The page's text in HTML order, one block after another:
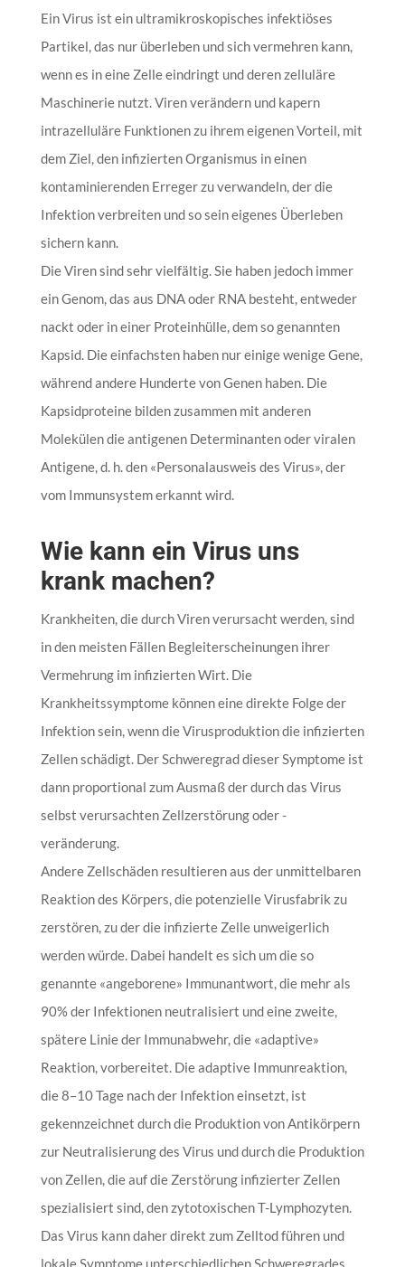
Ein Virus ist ein ultramikroskopisches infektiöses
Partikel, das nur überleben und sich vermehren kann,
wenn es in eine Zelle eindringt und deren zelluläre
Maschinerie nutzt. Viren verändern und kapern
intrazelluläre Funktionen zu ihrem eigenen Vorteil, mit
dem Ziel, den infizierten Organismus in einen
kontaminierenden Erreger zu verwandeln, der die
Infektion verbreiten und so sein eigenes Überleben
sichern kann.
Die Viren sind sehr vielfältig. Sie haben jedoch immer
ein Genom, das aus DNA oder RNA besteht, entweder
nackt oder in einer Proteinhülle, dem so genannten
Kapsid. Die einfachsten haben nur einige wenige Gene,
während andere Hunderte von Genen haben. Die
Kapsidproteine bilden zusammen mit anderen
Molekülen die antigenen Determinanten oder viralen
Antigene, d. h. den «Personalausweis des Virus», der
vom Immunsystem erkannt wird.
Wie kann ein Virus uns
krank machen?
Krankheiten, die durch Viren verursacht werden, sind
in den meisten Fällen Begleiterscheinungen ihrer
Vermehrung im infizierten Wirt. Die
Krankheitssymptome können eine direkte Folge der
Infektion sein, wenn die Virusproduktion die infizierten
Zellen schädigt. Der Schweregrad dieser Symptome ist
dann proportional zum Ausmaß der durch das Virus
selbst verursachten Zellzerstörung oder -
veränderung.
Andere Zellschäden resultieren aus der unmittelbaren
Reaktion des Körpers, die potenzielle Virusfabrik zu
zerstören, zu der die infizierte Zelle unweigerlich
werden würde. Dabei handelt es sich um die so
genannte «angeborene» Immunantwort, die mehr als
90% der Infektionen neutralisiert und eine zweite,
spätere Linie der Immunabwehr, die «adaptive»
Reaktion, vorbereitet. Die adaptive Immunreaktion,
die 8–10 Tage nach der Infektion einsetzt, ist
gekennzeichnet durch die Produktion von Antikörpern
zur Neutralisierung des Virus und durch die Produktion
von Zellen, die auf die Zerstörung infizierter Zellen
spezialisiert sind, den zytotoxischen T-Lymphozyten.
Das Virus kann daher direkt zum Zelltod führen und
lokale Symptome unterschiedlichen Schweregrades